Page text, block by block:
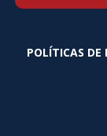
POLÍTICAS DE